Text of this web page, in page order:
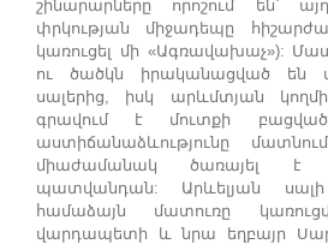
շինարարները որոշում են՝
փրկության միջադեպը
կառուցել մի «Ագռավախաչ»):
ու ծածկն իրականացված են
սալերից, իսկ արևմտյան
գրավում է մուտքի
աստիճանաձևությունը
միաժամանակ ծառայել է
պատվանդան: Արևելյան սալի
համաձայն մատուռը
վարդապետի և նրա եղբայր